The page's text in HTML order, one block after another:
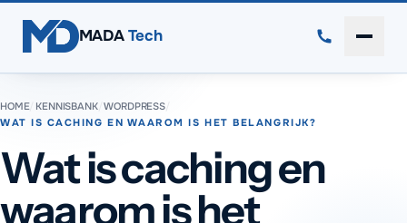
MADA Tech
HOME/ KENNISBANK/WORDPRESS /
WAT IS CACHING EN WAAROM IS HET BELANGRIJK?
Wat is caching en
waarom is het